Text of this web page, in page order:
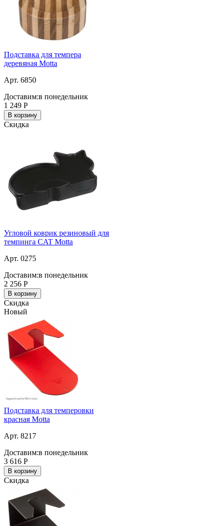
Подставка для темпера
деревяная Motta
Арт. 6850
Доставим:в понедельник
1 249 Р
В корзину
Скидка
Угловой коврик резиновый для
темпинга CAT Motta
Арт. 0275
Доставим:в понедельник
2 256 Р
В корзину
Скидка
Новый
Подставка для темперовки
красная Motta
Арт. 8217
Доставим:в понедельник
3 616 Р
В корзину
Скидка